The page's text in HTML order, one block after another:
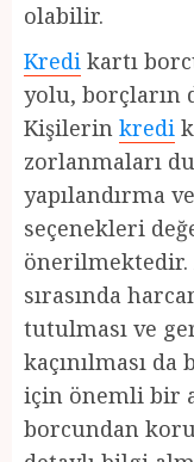
olabilir.
Kredi kartı
yolu, borçların
Kişilerin kredi
zorlanmaları
yapılandırma
seçenekleri
önerilmektedir.
sırasında
tutulması ve
kaçınılması
için önemli bir
borcundan